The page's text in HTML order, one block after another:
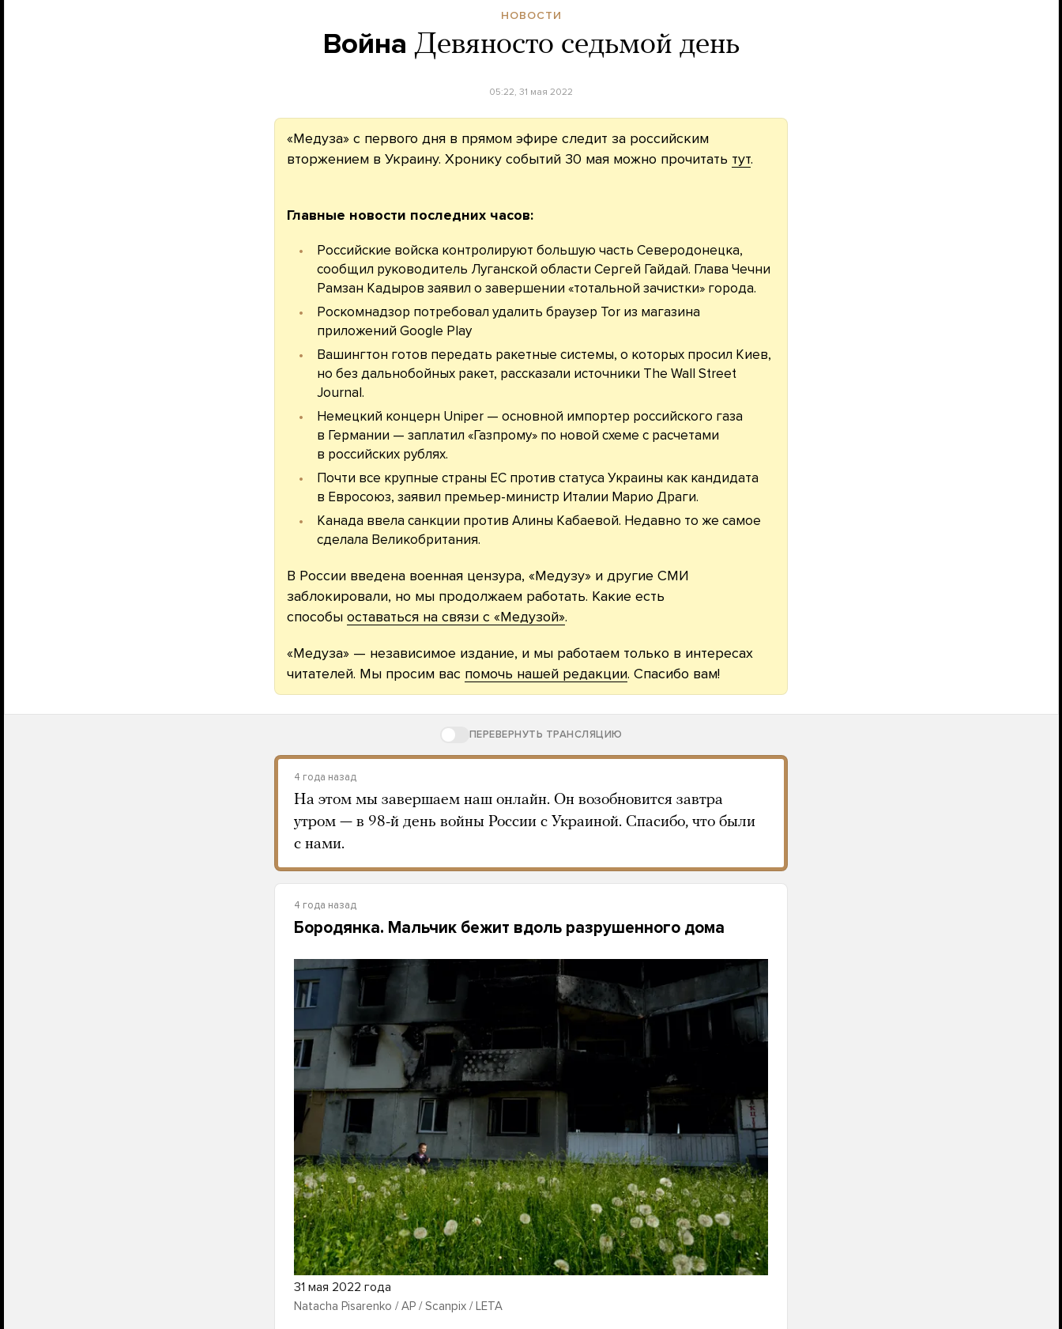
НОВОСТИ
Война Девяносто седьмой день
05:22, 31 мая 2022
«Медуза» с первого дня в прямом эфире следит за российским
вторжением в Украину. Хронику событий 30 мая можно прочитать тут.
Главные новости последних часов:
Российские войска контролируют большую часть Северодонецка,
сообщил руководитель Луганской области Сергей Гайдай. Глава Чечни
Рамзан Кадыров заявил о завершении «тотальной зачистки» города.
Роскомнадзор потребовал удалить браузер Tor из магазина
приложений Google Play
Вашингтон готов передать ракетные системы, о которых просил Киев,
но без дальнобойных ракет, рассказали источники The Wall Street
Journal.
Немецкий концерн Uniper — основной импортер российского газа
в Германии — заплатил «Газпрому» по новой схеме с расчетами
в российских рублях.
Почти все крупные страны ЕС против статуса Украины как кандидата
в Евросоюз, заявил премьер-министр Италии Марио Драги.
Канада ввела санкции против Алины Кабаевой. Недавно то же самое
сделала Великобритания.
В России введена военная цензура, «Медузу» и другие СМИ
заблокировали, но мы продолжаем работать. Какие есть
способы оставаться на связи с «Медузой».
«Медуза» — независимое издание, и мы работаем только в интересах
читателей. Мы просим вас помочь нашей редакции. Спасибо вам!
ПЕРЕВЕРНУТЬ ТРАНСЛЯЦИЮ
4 года назад
На этом мы завершаем наш онлайн. Он возобновится завтра
утром — в 98-й день войны России с Украиной. Спасибо, что были
с нами.
4 года назад
Бородянка. Мальчик бежит вдоль разрушенного дома
31 мая 2022 года
Natacha Pisarenko / AP / Scanpix / LETA